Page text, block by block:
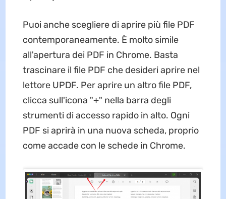
Puoi anche scegliere di aprire più file PDF
contemporaneamente. È molto simile
all'apertura dei PDF in Chrome. Basta
trascinare il file PDF che desideri aprire nel
lettore UPDF. Per aprire un altro file PDF,
clicca sull'icona "+" nella barra degli
strumenti di accesso rapido in alto. Ogni
PDF si aprirà in una nuova scheda, proprio
come accade con le schede in Chrome.